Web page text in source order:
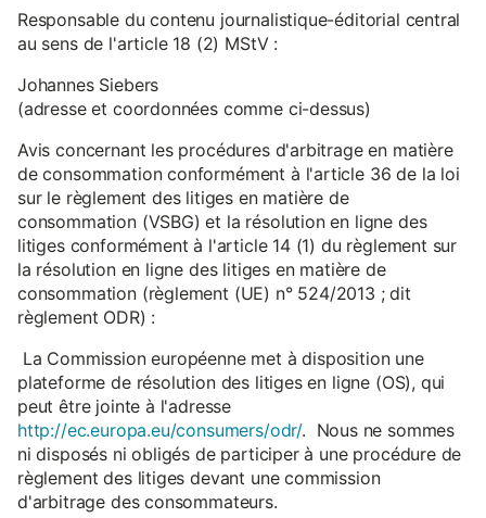
Responsable du contenu journalistique-éditorial central
au sens de l'article 18 (2) MStV :
Johannes Siebers
(adresse et coordonnées comme ci-dessus)
Avis concernant les procédures d'arbitrage en matière
de consommation conformément à l'article 36 de la loi
sur le règlement des litiges en matière de
consommation (VSBG) et la résolution en ligne des
litiges conformément à l'article 14 (1) du règlement sur
la résolution en ligne des litiges en matière de
consommation (règlement (UE) n° 524/2013 ; dit
règlement ODR) :
La Commission européenne met à disposition une
plateforme de résolution des litiges en ligne (OS), qui
peut être jointe à l'adresse
http://ec.europa.eu/consumers/odr/. Nous ne sommes
ni disposés ni obligés de participer à une procédure de
règlement des litiges devant une commission
d'arbitrage des consommateurs.